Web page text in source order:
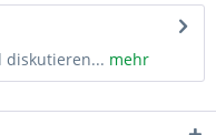
diskutieren... mehr